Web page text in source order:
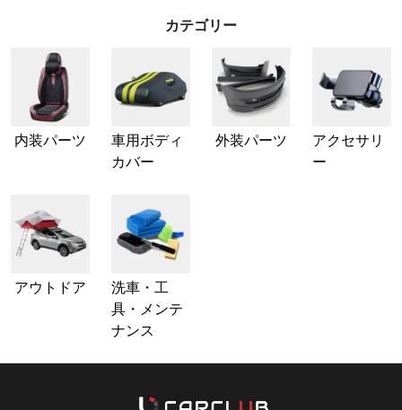
カテゴリー
内装パーツ
車用ボディ
カバー
外装パーツ
アクセサリ
ー
アウトドア
洗車・工
具・メンテ
ナンス